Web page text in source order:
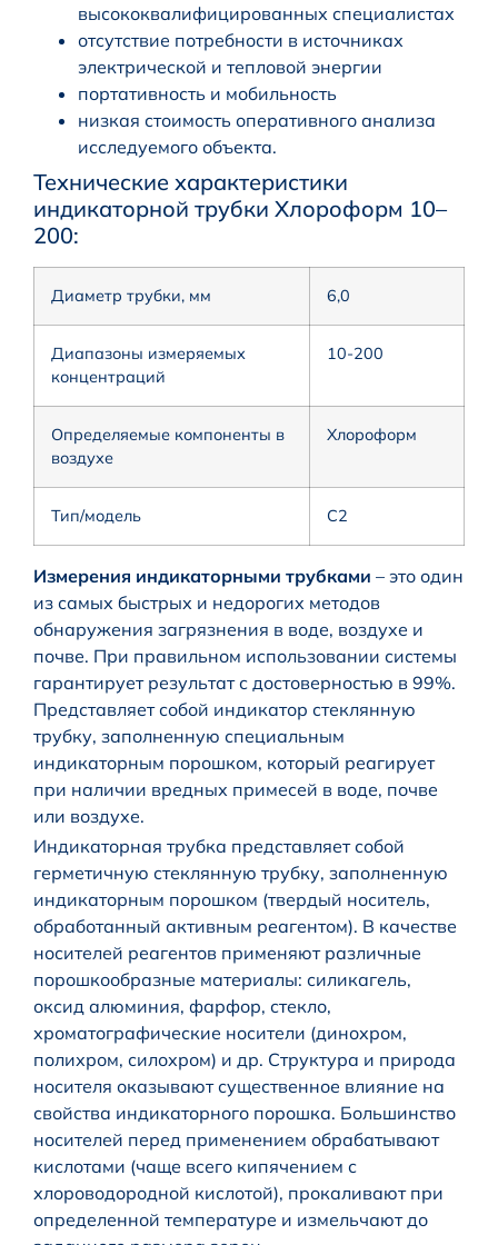
высококвалифицированных специалистах
отсутствие потребности в источниках
электрической и тепловой энергии
портативность и мобильность
низкая стоимость оперативного анализа
исследуемого объекта.
Технические характеристики
индикаторной трубки Хлоpoфoрм 10–
200:
Диаметр трубки, мм 6,0
Диапазоны измеряемых
концентраций
10-200
Определяемые компоненты в
воздухе
Хлороформ
Тип/модель С2
Измерения индикаторными трубками – это один
из самых быстрых и недорогих методов
обнаружения загрязнения в воде, воздухе и
почве. При правильном использовании системы
гарантирует результат с достоверностью в 99%.
Представляет собой индикатор стеклянную
трубку, заполненную специальным
индикаторным порошком, который реагирует
при наличии вредных примесей в воде, почве
или воздухе.
Индикаторная трубка представляет собой
герметичную стеклянную трубку, заполненную
индикаторным порошком (твердый носитель,
обработанный активным реагентом). В качестве
носителей реагентов применяют различные
порошкообразные материалы: силикагель,
оксид алюминия, фарфор, стекло,
хроматографические носители (динохром,
полихром, силохром) и др. Структура и природа
носителя оказывают существенное влияние на
свойства индикаторного порошка. Большинство
носителей перед применением обрабатывают
кислотами (чаще всего кипячением с
хлороводородной кислотой), прокаливают при
определенной температуре и измельчают до